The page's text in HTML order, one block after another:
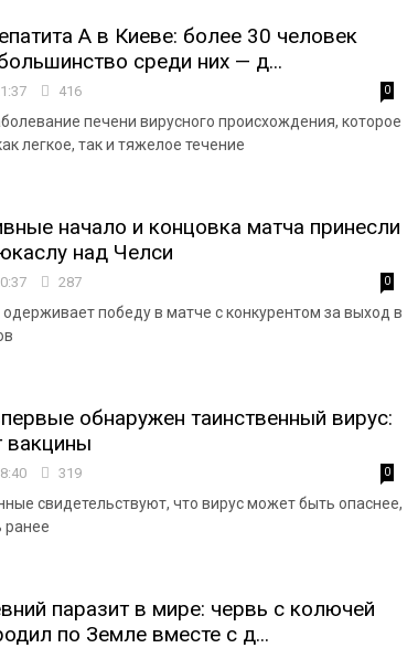
А в Киеве: более 30 человек
среди них — д...
416 0
печени вирусного происхождения, которое
легкое, так и тяжелое течение
начало и концовка матча принесли
над Челси
287 0
победу в матче с конкурентом за выход в
обнаружен таинственный вирус:
вакцины
319 0
свидетельствуют, что вирус может быть опаснее,
ранее
паразит в мире: червь с колючей
по Земле вместе с д...